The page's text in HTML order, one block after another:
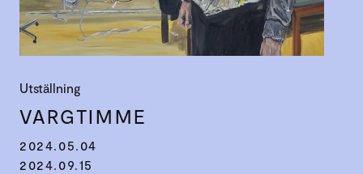
Utställning
VARGTIMME
2024.05.04
2024.09.15